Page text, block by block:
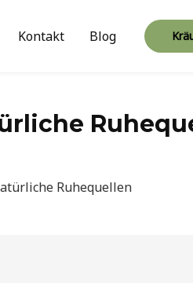
Kontakt Blog
Ruhequellen